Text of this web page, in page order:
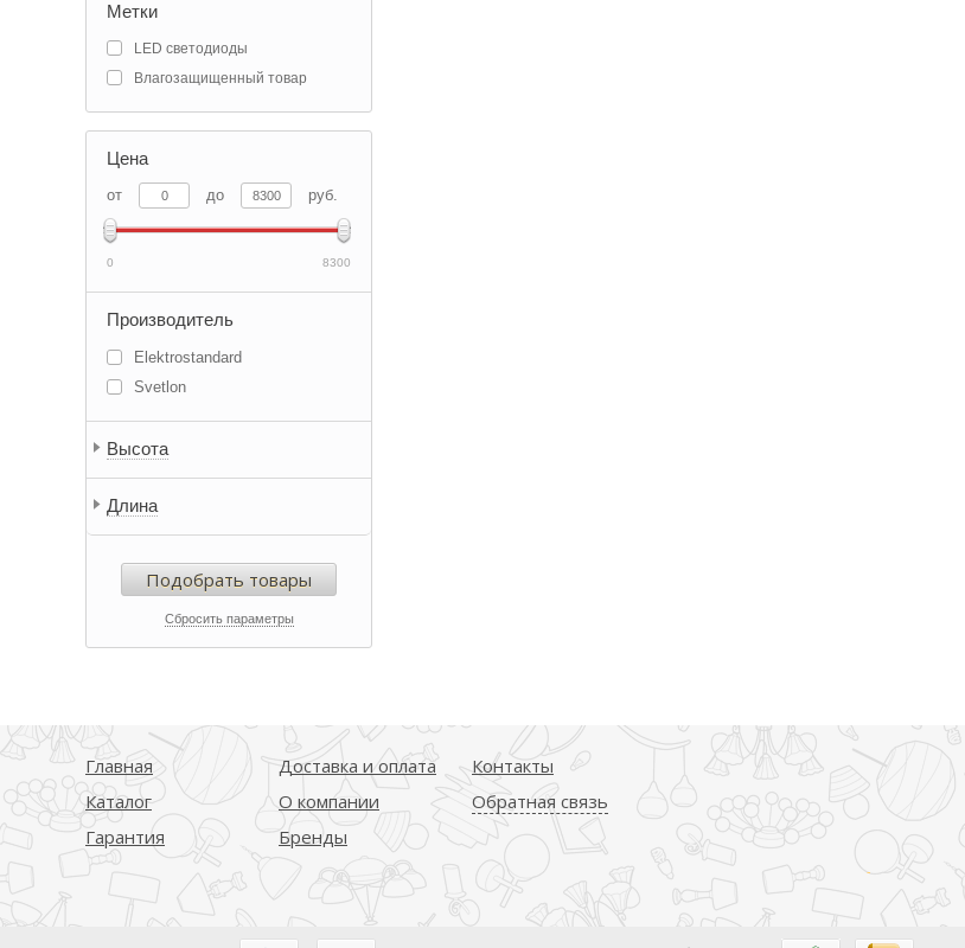
Метки
LED светодиоды
Влагозащищенный товар
Цена
от до руб.
0 8300
Производитель
Elektrostandard
Svetlon
Высота
Длина
Подобрать товары
Сбросить параметры
Главная
Каталог
Гарантия
Доставка и оплата
О компании
Бренды
Контакты
Обратная связь